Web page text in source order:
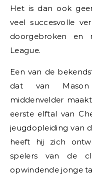
Het is dan ook
veel succesvolle
doorgebroken en
League.
Een van de
dat van Mason
middenvelder
eerste elftal van
jeugdopleiding van
heeft hij zich
spelers van de
opwindende jonge